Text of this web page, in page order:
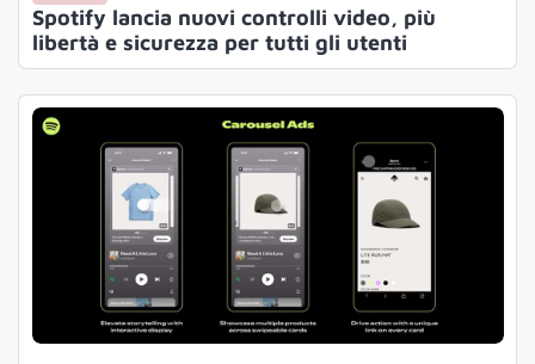
Spotify lancia nuovi controlli video, più
libertà e sicurezza per tutti gli utenti